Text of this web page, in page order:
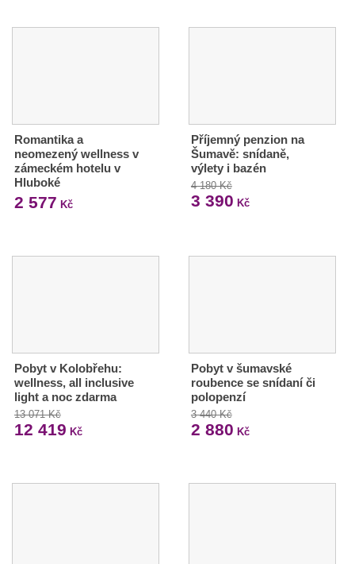
Romantika a
neomezený wellness v
zámeckém hotelu v
Hluboké
2 577 Kč
Příjemný penzion na
Šumavě: snídaně,
výlety i bazén
4 180 Kč
3 390 Kč
Pobyt v Kolobřehu:
wellness, all inclusive
light a noc zdarma
13 071 Kč
12 419 Kč
Pobyt v šumavské
roubence se snídaní či
polopenzí
3 440 Kč
2 880 Kč